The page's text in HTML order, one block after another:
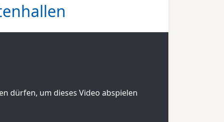
dürfen, um dieses Video abspielen